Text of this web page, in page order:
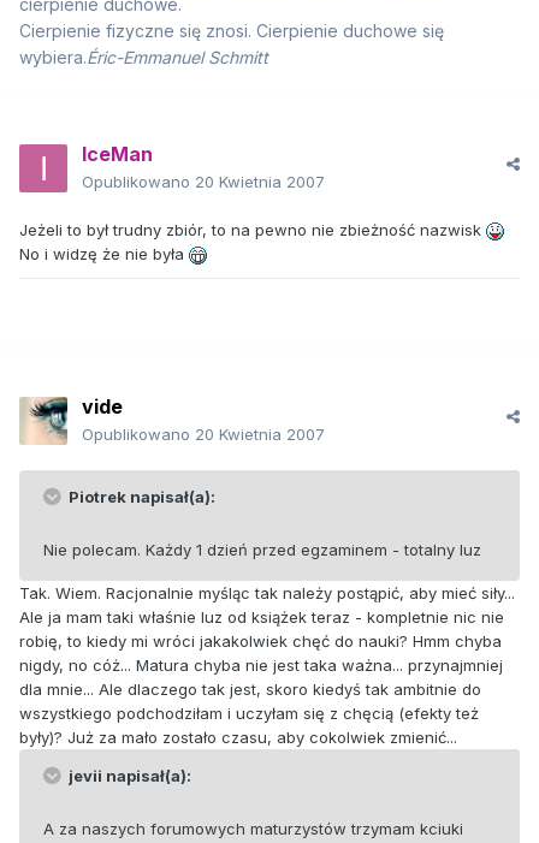
cierpienie duchowe.
Cierpienie fizyczne się znosi. Cierpienie duchowe się
wybiera.Éric-Emmanuel Schmitt
IceMan
Opublikowano 20 Kwietnia 2007
Jeżeli to był trudny zbiór, to na pewno nie zbieżność nazwisk
No i widzę że nie była
vide
Opublikowano 20 Kwietnia 2007
Piotrek napisał(a):
Nie polecam. Każdy 1 dzień przed egzaminem - totalny luz
Tak. Wiem. Racjonalnie myśląc tak należy postąpić, aby mieć siły...
Ale ja mam taki właśnie luz od książek teraz - kompletnie nic nie
robię, to kiedy mi wróci jakakolwiek chęć do nauki? Hmm chyba
nigdy, no cóż... Matura chyba nie jest taka ważna... przynajmniej
dla mnie... Ale dlaczego tak jest, skoro kiedyś tak ambitnie do
wszystkiego podchodziłam i uczyłam się z chęcią (efekty też
były)? Już za mało zostało czasu, aby cokolwiek zmienić...
jevii napisał(a):
A za naszych forumowych maturzystów trzymam kciuki